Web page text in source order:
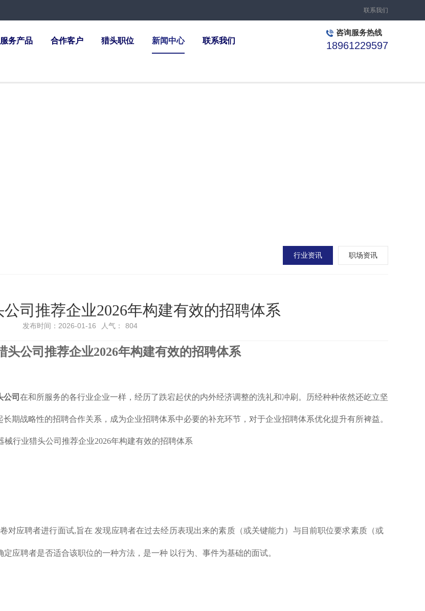
联系我们
服务产品 合作客户 猎头职位 新闻中心 联系我们
咨询服务热线
18961229597
行业资讯 职场资讯
司推荐企业2026年构建有效的招聘体系
发布时间：2026-01-16 人气： 804
头公司推荐企业2026年构建有效的招聘体系
公司 在和所服务的各行业企业一样，经历了跌宕起伏的内外经济调整的洗礼和冲刷。历经种种依然还屹立坚
长期战略性的招聘合作关系，成为企业招聘体系中必要的补充环节，对于企业招聘体系优化提升有所裨益。
对应聘者进行面试,旨在 发现应聘者在过去经历表现出来的素质（或关键能力）与目前职位要求素质（或
应聘者是否适合该职位的一种方法，是一种 以行为、事件为基础的面试。